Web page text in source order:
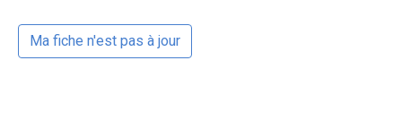
Ma fiche n'est pas à jour